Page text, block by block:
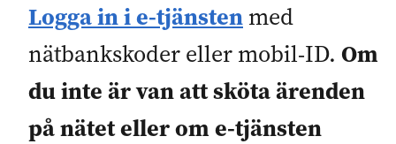
Logga in i e-tjänsten med
nätbankskoder eller mobil-ID. Om
du inte är van att sköta ärenden
på nätet eller om e-tjänsten